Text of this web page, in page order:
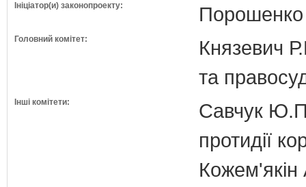
Ініціатор(и) законопроекту: Порошенко
Головний комітет:
Князевич
та
Інші комітети:
Савчук Ю.П.
протидії
Кожем'якін